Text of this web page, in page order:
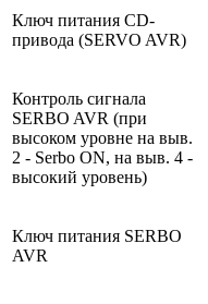
Ключ питания CD-
привода (SERVO AVR)
Контроль сигнала
SERBO AVR (при
высоком уровне на выв.
2 - Serbo ON, на выв. 4 -
высокий уровень)
Ключ питания SERBO
AVR